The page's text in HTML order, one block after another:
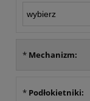
* Mechanizm:
* Podłokietniki: